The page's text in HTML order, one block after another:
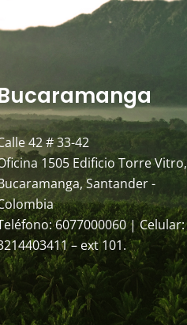
42 # 33-42
1505 Edificio Torre Vitro,
Santander -
6077000060 | Celular:
– ext 101.